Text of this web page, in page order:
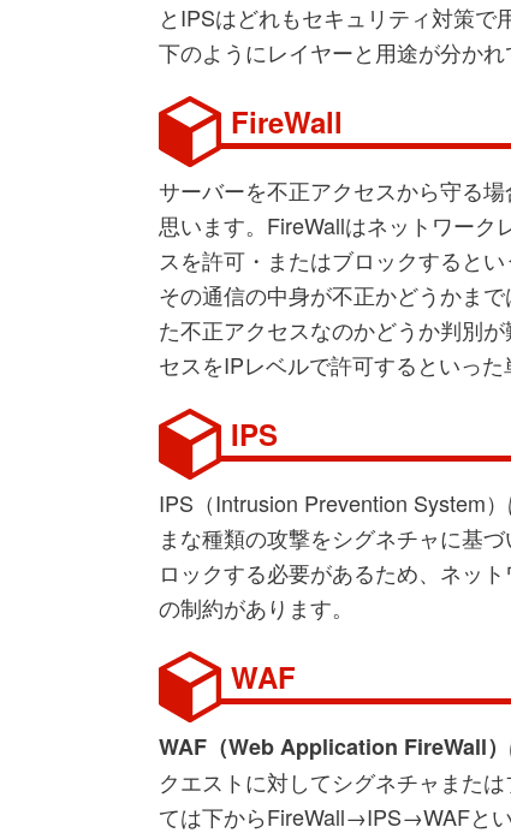
とIPSはどれもセキュリティ対策
下のようにレイヤーと用途が分かれ
FireWall
サーバーを不正アクセスから守る
思います。 FireWallはネットワーク
スを許可・またはブロックすると
その通信の中身が不正かどうかま
た不正アクセスなのかどうか判別
セスをIPレベルで許可するといった
IPS
IPS（Intrusion Prevention System
まな種類の攻撃をシグネチャに基
ロックする必要があるため、ネッ
の制約があります。
WAF
WAF（Web Application FireWall）
クエストに対してシグネチャまた
ては下からFireWall→IPS→WAFと